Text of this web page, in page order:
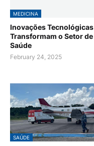
MEDICINA
Inovações Tecnológicas
Transformam o Setor de
Saúde
February 24, 2025
SAÚDE